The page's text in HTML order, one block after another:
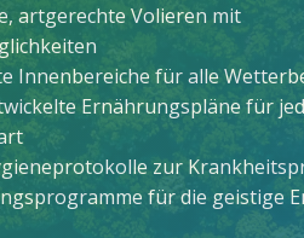
artgerechte Volieren mit
Innenbereiche für alle
Ernährungspläne für
zur
für die geistige